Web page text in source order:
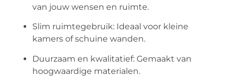
van jouw wensen en ruimte.
Slim ruimtegebruik: Ideaal voor kleine
kamers of schuine wanden.
Duurzaam en kwalitatief: Gemaakt van
hoogwaardige materialen.